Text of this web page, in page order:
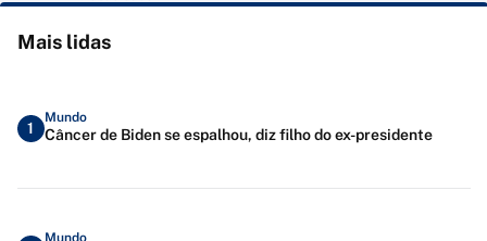
Mais lidas
1
Mundo
Câncer de Biden se espalhou, diz filho do ex-presidente
Mundo